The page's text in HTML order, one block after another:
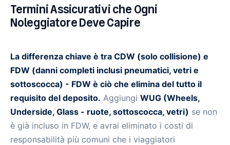
Termini Assicurativi che Ogni
Noleggiatore Deve Capire
La differenza chiave è tra CDW (solo collisione) e
FDW (danni completi inclusi pneumatici, vetri e
sottoscocca) - FDW è ciò che elimina del tutto il
requisito del deposito. Aggiungi WUG (Wheels,
Underside, Glass - ruote, sottoscocca, vetri) se non
è già incluso in FDW, e avrai eliminato i costi di
responsabilità più comuni che i viaggiatori